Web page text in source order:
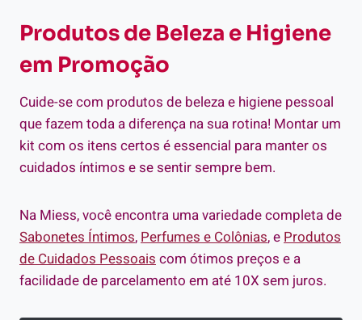
Produtos de Beleza e Higiene
em Promoção
Cuide-se com produtos de beleza e higiene pessoal
que fazem toda a diferença na sua rotina! Montar um
kit com os itens certos é essencial para manter os
cuidados íntimos e se sentir sempre bem.
Na Miess, você encontra uma variedade completa de
Sabonetes Íntimos, Perfumes e Colônias, e Produtos
de Cuidados Pessoais com ótimos preços e a
facilidade de parcelamento em até 10X sem juros.